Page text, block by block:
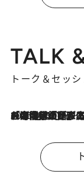
TALK
トーク＆セッシ
2026.8.3
「今後値上げがあるとすれば…」「リスクがあるのは今年の冬」エネルギー専門家が語る、ホルムズ海峡封鎖が家庭にもたらす“ある心配”